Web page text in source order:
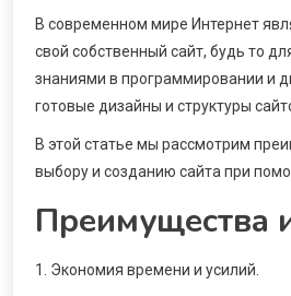
В современном мире Интернет
свой собственный сайт, будь то
знаниями в программировании и
готовые дизайны и структуры
В этой статье мы рассмотрим
выбору и созданию сайта при
Преимущества
1. Экономия времени и усилий.